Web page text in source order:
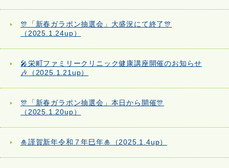
🎊「新春ガラポン抽選会」大盛況にて終了🎊
（2025.1.24up）
🎤栄町ファミリークリニック健康講座開催のお知らせ
🎶（2025.1.21up）
🎊「新春ガラポン抽選会」本日から開催🎊
（2025.1.20up）
🎍謹賀新年令和７年巳年🎍（2025.1.4up）